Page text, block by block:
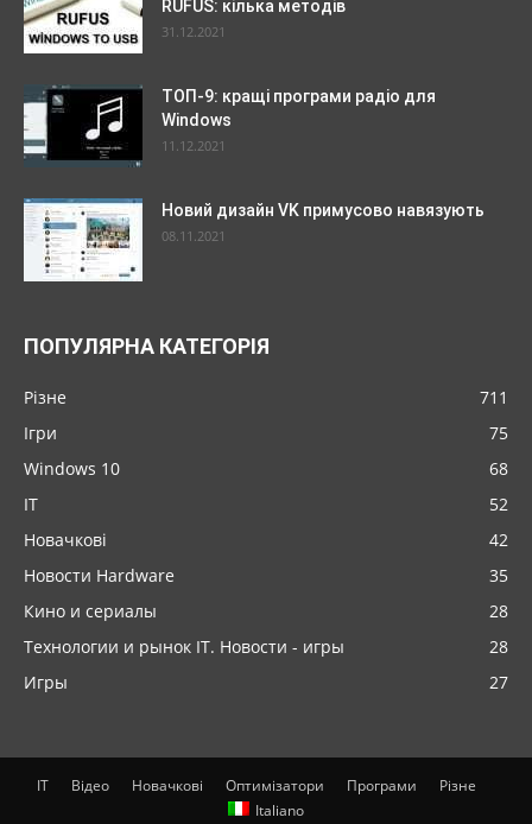
RUFUS: кілька методів
31.12.2021
ТОП-9: кращі програми радіо для
Windows
11.12.2021
Новий дизайн VK примусово навязують
08.11.2021
ПОПУЛЯРНА КАТЕГОРІЯ
Різне
711
Ігри
75
Windows 10
68
IT
52
Новачкові
42
Новости Hardware
35
Кино и сериалы
28
Технологии и рынок IT. Новости - игры
28
Игры
27
IT Відео Новачкові Оптимізатори Програми
Різне
Italiano